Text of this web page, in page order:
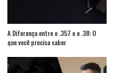
A Diferença entre o .357 e o .38: O
que você precisa saber